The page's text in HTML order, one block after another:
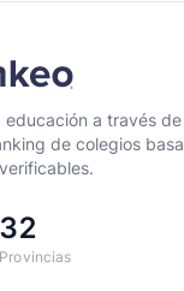
educación a través de
de colegios
32
Provincias